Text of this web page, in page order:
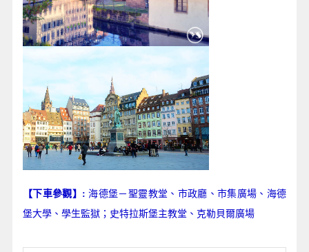
【下車參觀】:海德堡－聖靈教堂、市政廳、市集廣場、海德
堡大學、學生監獄；史特拉斯堡主教堂、克勒貝爾廣場